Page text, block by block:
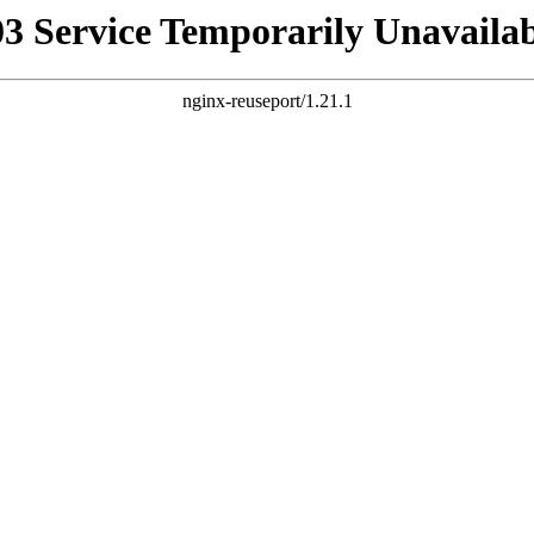
Service Temporarily
nginx-reuseport/1.21.1